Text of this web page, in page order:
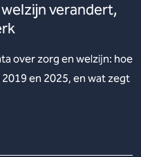
verandert,
over zorg en welzijn: hoe
en 2025, en wat zegt